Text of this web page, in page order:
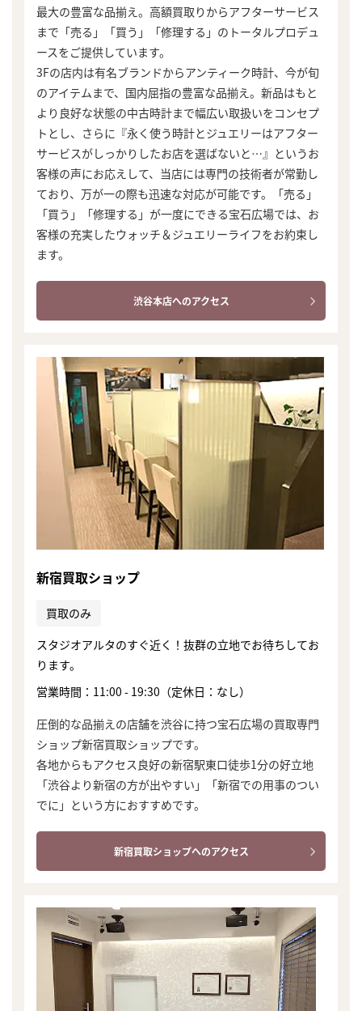
最大の豊富な品揃え。高額買取りからアフターサービス
まで「売る」「買う」「修理する」のトータルプロデュ
ースをご提供しています。
3Fの店内は有名ブランドからアンティーク時計、今が旬
のアイテムまで、国内屈指の豊富な品揃え。新品はもと
より良好な状態の中古時計まで幅広い取扱いをコンセプ
トとし、さらに『永く使う時計とジュエリーはアフター
サービスがしっかりしたお店を選ばないと…』というお
客様の声にお応えして、当店には専門の技術者が常勤し
ており、万が一の際も迅速な対応が可能です。「売る」
「買う」「修理する」が一度にできる宝石広場では、お
客様の充実したウォッチ＆ジュエリーライフをお約束し
ます。
渋谷本店へのアクセス
新宿買取ショップ
買取のみ
スタジオアルタのすぐ近く！抜群の立地でお待ちしてお
ります。
営業時間：11:00 - 19:30（定休日：なし）
圧倒的な品揃えの店舗を渋谷に持つ宝石広場の買取専門
ショップ新宿買取ショップです。
各地からもアクセス良好の新宿駅東口徒歩1分の好立地
「渋谷より新宿の方が出やすい」「新宿での用事のつい
でに」という方におすすめです。
新宿買取ショップへのアクセス
まずは
かんたん30秒でお試し査定